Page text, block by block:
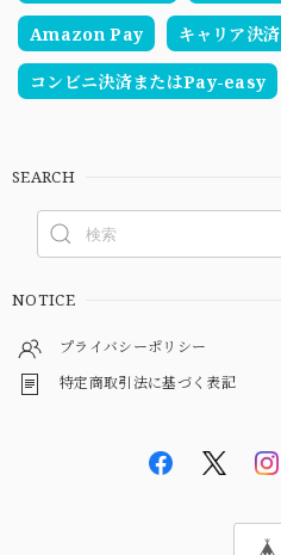
Amazon Pay キャリア決済
コンビニ決済またはPay-easy
SEARCH
NOTICE
プライバシーポリシー
特定商取引法に基づく表記